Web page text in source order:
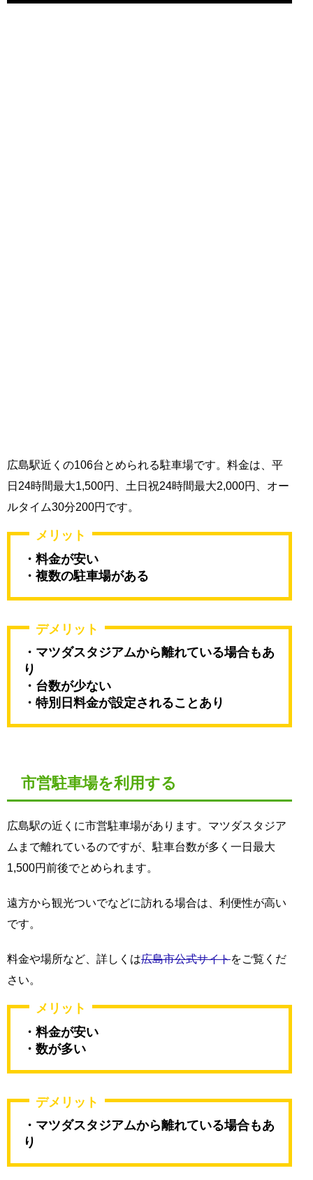
広島駅近くの106台とめられる駐車場です。料金は、平
日24時間最大1,500円、土日祝24時間最大2,000円、オー
ルタイム30分200円です。
メリット
・料金が安い
・複数の駐車場がある
デメリット
・マツダスタジアムから離れている場合もあ
り
・台数が少ない
・特別日料金が設定されることあり
市営駐車場を利用する
広島駅の近くに市営駐車場があります。マツダスタジア
ムまで離れているのですが、駐車台数が多く一日最大
1,500円前後でとめられます。
遠方から観光ついでなどに訪れる場合は、利便性が高い
です。
料金や場所など、詳しくは広島市公式サイトをご覧くだ
さい。
メリット
・料金が安い
・数が多い
デメリット
・マツダスタジアムから離れている場合もあ
り